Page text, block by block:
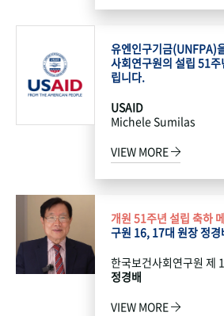
유엔인구기금(UNFPA)
사회연구원의 설립 51
립니다.
USAID
Michele Sumilas
VIEW MORE
개원 51주년 설립 축하
구원 16, 17대 원장 정경
한국보건사회연구원 제
정경배
VIEW MORE